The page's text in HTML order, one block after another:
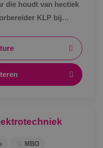
die houdt van hectiek
KLP bij
MBO